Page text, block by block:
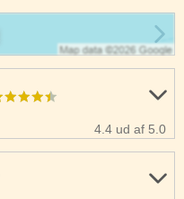
4.4 ud af 5.0